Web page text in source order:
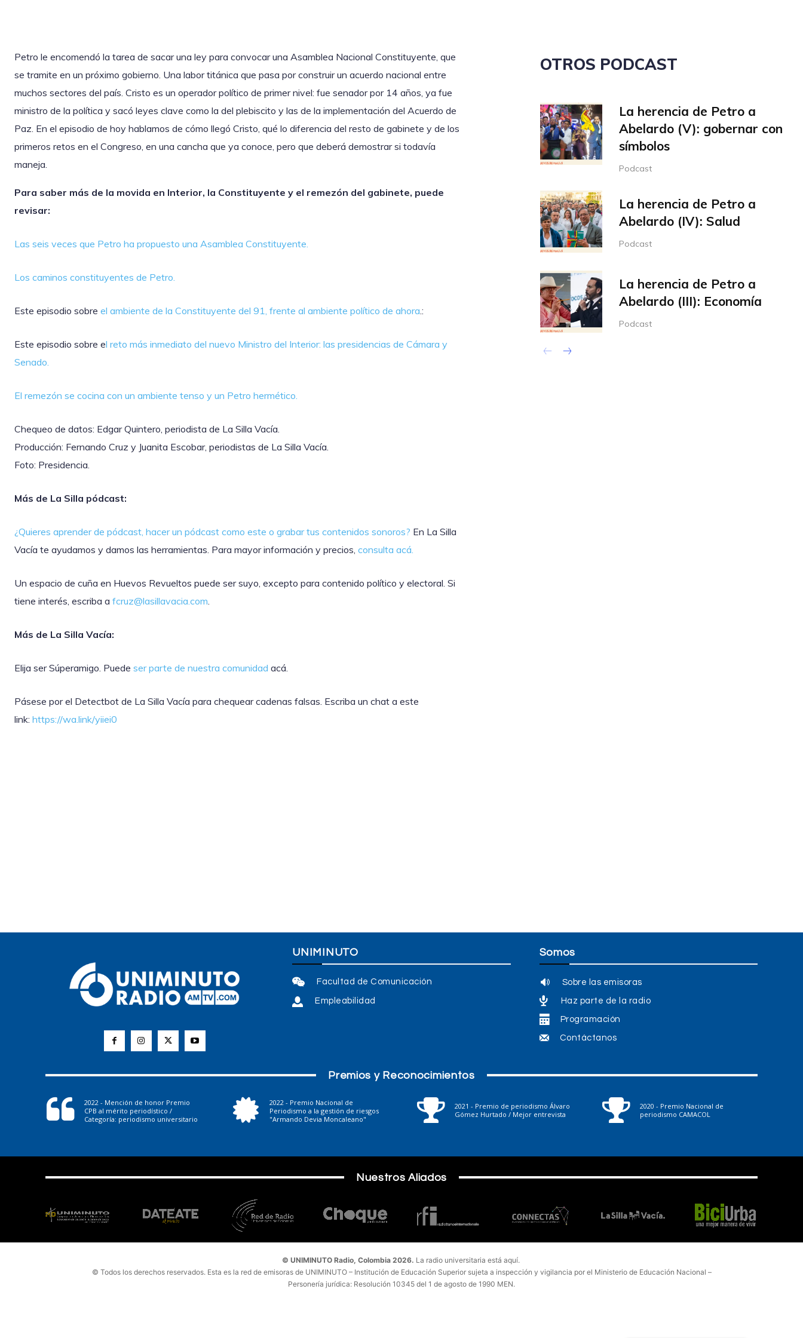
Petro le encomendó la tarea de sacar una ley para convocar una Asamblea Nacional Constituyente, que
se tramite en un próximo gobierno. Una labor titánica que pasa por construir un acuerdo nacional entre
muchos sectores del país. Cristo es un operador político de primer nivel: fue senador por 14 años, ya fue
ministro de la política y sacó leyes clave como la del plebiscito y las de la implementación del Acuerdo de
Paz. En el episodio de hoy hablamos de cómo llegó Cristo, qué lo diferencia del resto de gabinete y de los
primeros retos en el Congreso, en una cancha que ya conoce, pero que deberá demostrar si todavía
maneja.
Para saber más de la movida en Interior, la Constituyente y el remezón del gabinete, puede
revisar:
Las seis veces que Petro ha propuesto una Asamblea Constituyente.
Los caminos constituyentes de Petro.
Este episodio sobre el ambiente de la Constituyente del 91, frente al ambiente político de ahora.:
Este episodio sobre el reto más inmediato del nuevo Ministro del Interior: las presidencias de Cámara y
Senado.
El remezón se cocina con un ambiente tenso y un Petro hermético.
Chequeo de datos: Edgar Quintero, periodista de La Silla Vacía.
Producción: Fernando Cruz y Juanita Escobar, periodistas de La Silla Vacía.
Foto: Presidencia.
Más de La Silla pódcast:
¿Quieres aprender de pódcast, hacer un pódcast como este o grabar tus contenidos sonoros? En La Silla
Vacía te ayudamos y damos las herramientas. Para mayor información y precios, consulta acá.
Un espacio de cuña en Huevos Revueltos puede ser suyo, excepto para contenido político y electoral. Si
tiene interés, escriba a fcruz@lasillavacia.com.
Más de La Silla Vacía:
Elija ser Súperamigo. Puede ser parte de nuestra comunidad acá.
Pásese por el Detectbot de La Silla Vacía para chequear cadenas falsas. Escriba un chat a este
link: https://wa.link/yiiei0
OTROS PODCAST
La herencia de Petro a
Abelardo (V): gobernar con
símbolos
Podcast
La herencia de Petro a
Abelardo (IV): Salud
Podcast
La herencia de Petro a
Abelardo (III): Economía
Podcast
UNIMINUTO
Facultad de Comunicación
Empleabilidad
Somos
Sobre las emisoras
Haz parte de la radio
Programación
Contáctanos
Premios y Reconocimientos
2022 - Mención de honor Premio
CPB al mérito periodístico /
Categoría: periodismo universitario
2022 - Premio Nacional de
Periodismo a la gestión de riesgos
"Armando Devia Moncaleano"
2021 - Premio de periodismo Álvaro
Gómez Hurtado / Mejor entrevista
2020 - Premio Nacional de
periodismo CAMACOL
Nuestros Aliados
© UNIMINUTO Radio, Colombia 2026. La radio universitaria está aquí.
© Todos los derechos reservados. Esta es la red de emisoras de UNIMINUTO – Institución de Educación Superior sujeta a inspección y vigilancia por el Ministerio de Educación Nacional –
Personería jurídica: Resolución 10345 del 1 de agosto de 1990 MEN.